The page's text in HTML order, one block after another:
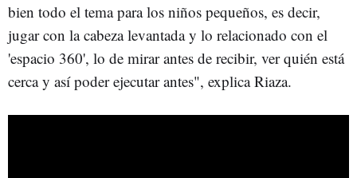
bien todo el tema para los niños pequeños, es decir,
jugar con la cabeza levantada y lo relacionado con el
'espacio 360', lo de mirar antes de recibir, ver quién está
cerca y así poder ejecutar antes", explica Riaza.